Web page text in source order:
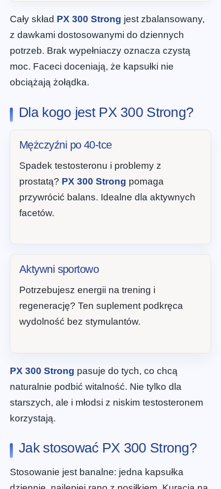
Cały skład PX 300 Strong jest zbalansowany,
z dawkami dostosowanymi do dziennych
potrzeb. Brak wypełniaczy oznacza czystą
moc. Faceci doceniają, że kapsułki nie
obciążają żołądka.
Dla kogo jest PX 300 Strong?
Mężczyźni po 40-tce
Spadek testosteronu i problemy z
prostatą? PX 300 Strong pomaga
przywrócić balans. Idealne dla aktywnych
facetów.
Aktywni sportowo
Potrzebujesz energii na trening i
regenerację? Ten suplement podkręca
wydolność bez stymulantów.
PX 300 Strong pasuje do tych, co chcą
naturalnie podbić witalność. Nie tylko dla
starszych, ale i młodsi z niskim testosteronem
korzystają.
Jak stosować PX 300 Strong?
Stosowanie jest banalne: jedna kapsułka